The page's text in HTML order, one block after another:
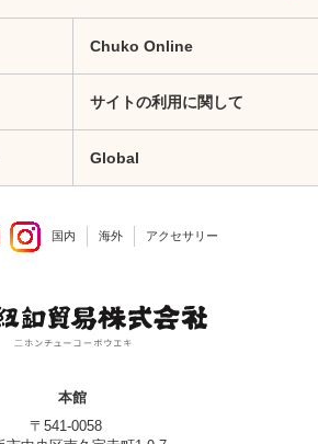
Chuko Online
サイトの利用に関して
Global
国内 海外 アクセサリー
本館
〒541-0058